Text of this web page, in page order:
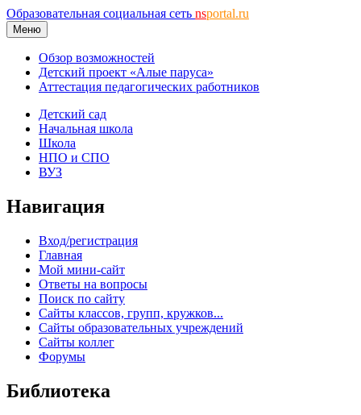
Образовательная социальная сеть nsportal.ru
Меню
Обзор возможностей
Детский проект «Алые паруса»
Аттестация педагогических работников
Детский сад
Начальная школа
Школа
НПО и СПО
ВУЗ
Навигация
Вход/регистрация
Главная
Мой мини-сайт
Ответы на вопросы
Поиск по сайту
Сайты классов, групп, кружков...
Сайты образовательных учреждений
Сайты коллег
Форумы
Библиотека